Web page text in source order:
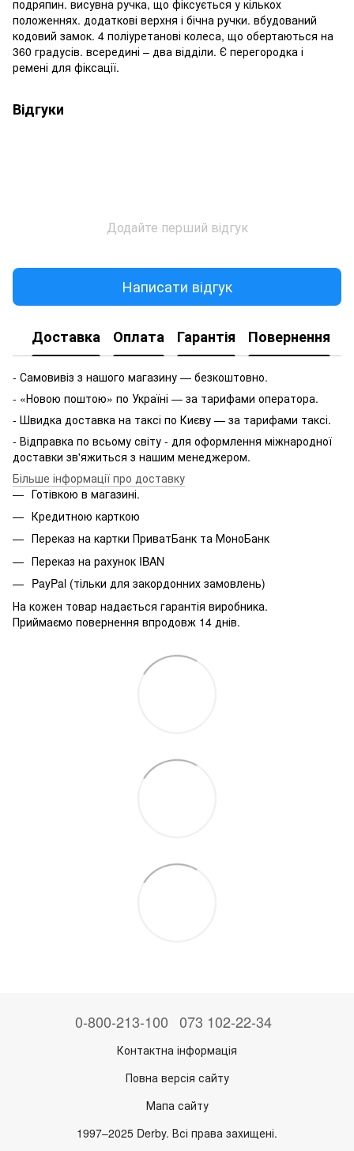
подряпин. висувна ручка, що фіксується у кількох
положеннях. додаткові верхня і бічна ручки. вбудований
кодовий замок. 4 поліуретанові колеса, що обертаються на
360 градусів. всередині – два відділи. Є перегородка і
ремені для фіксації.
Відгуки
Додайте перший відгук
Написати відгук
Доставка Оплата Гарантія Повернення
- Самовивіз з нашого магазину — безкоштовно.
- «Новою поштою» по Україні — за тарифами оператора.
- Швидка доставка на таксі по Києву — за тарифами таксі.
- Відправка по всьому світу - для оформлення міжнародної
доставки зв'яжиться з нашим менеджером.
Більше інформації про доставку
Готівкою в магазині.
Кредитною карткою
Переказ на картки ПриватБанк та МоноБанк
Переказ на рахунок IBAN
PayPal (тільки для закордонних замовлень)
На кожен товар надається гарантія виробника.
Приймаємо повернення впродовж 14 днів.
0-800-213-100 073 102-22-34
Контактна інформація
Повна версія сайту
Мапа сайту
1997–2025 Derby. Всі права захищені.